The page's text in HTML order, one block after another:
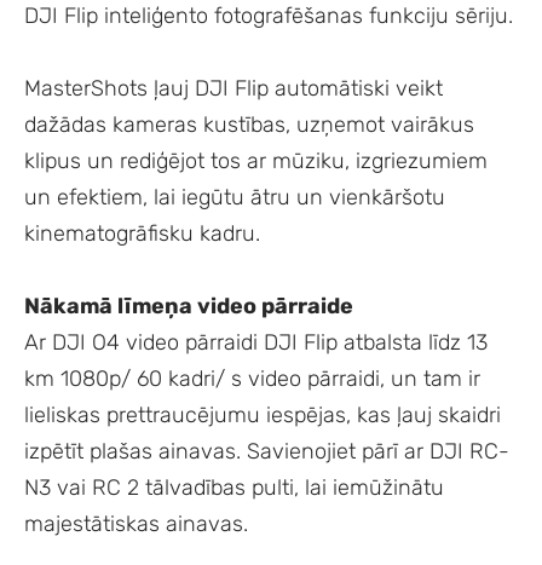
DJI Flip inteliģento fotografēšanas funkciju sēriju.
MasterShots ļauj DJI Flip automātiski veikt
dažādas kameras kustības, uzņemot vairākus
klipus un rediģējot tos ar mūziku, izgriezumiem
un efektiem, lai iegūtu ātru un vienkāršotu
kinematogrāfisku kadru.
Nākamā līmeņa video pārraide
Ar DJI O4 video pārraidi DJI Flip atbalsta līdz 13
km 1080p/ 60 kadri/ s video pārraidi, un tam ir
lieliskas prettraucējumu iespējas, kas ļauj skaidri
izpētīt plašas ainavas. Savienojiet pārī ar DJI RC-
N3 vai RC 2 tālvadības pulti, lai iemūžinātu
majestātiskas ainavas.